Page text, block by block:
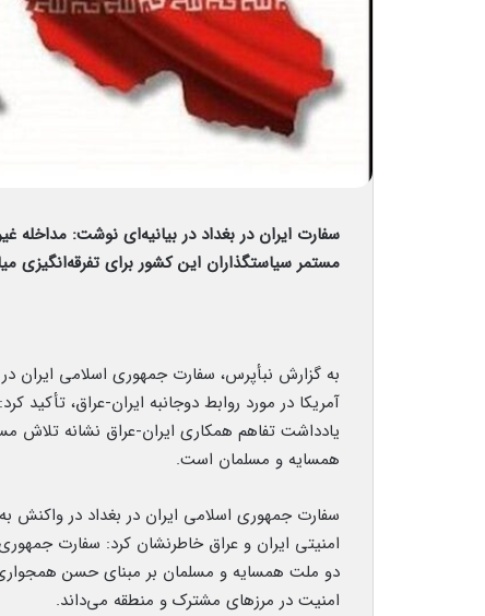
سفارت ایران در بغداد در بیانیه‌ای نوشت: مداخله
مستمر سیاستگذاران این کشور برای
به گزارش نبأپرس، سفارت جمهوری اسلامی ایران
آمریکا در مورد روابط دوجانبه ایران-عراق، تأکید
یادداشت تفاهم همکاری ایران-عراق نشانه تلاش
همسایه و مسلمان است.
سفارت جمهوری اسلامی ایران در بغداد در واکنش
امنیتی ایران و عراق خاطرنشان کرد: سفارت
دو ملت همسایه و مسلمان بر مبنای حسن همجواری
امنیت در مرزهای مشترک و منطقه می‌داند.